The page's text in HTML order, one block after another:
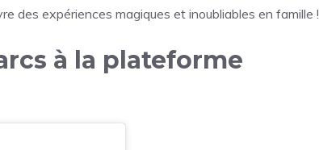
des expériences magiques et inoubliables en famille !
à la plateforme